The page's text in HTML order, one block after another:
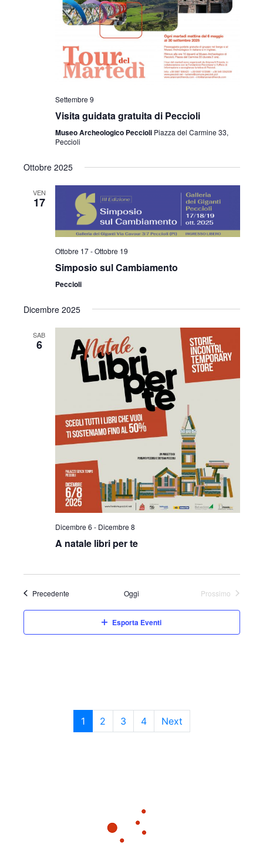
Settembre 9
Visita guidata gratuita di Peccioli
Museo Archeologico Peccioli Piazza del Carmine 33,
Peccioli
Ottobre 2025
VEN
17
Ottobre 17-Ottobre 19
Simposio sul Cambiamento
Peccioli
Dicembre 2025
SAB
6
Dicembre 6 - Dicembre 8
A natale libri per te
PrecedenteEventi Oggi
Prossimo
Esporta Eventi
1 2 3 4 Next